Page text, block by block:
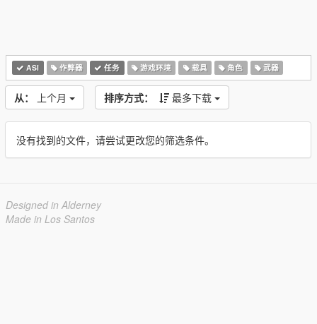
ASI 作弊器 任务 游戏环境 载具 角色 武器
从： 上个月 排序方式： 最多下载
没有找到的文件，请尝试更改您的筛选条件。
Designed in Alderney
Made in Los Santos